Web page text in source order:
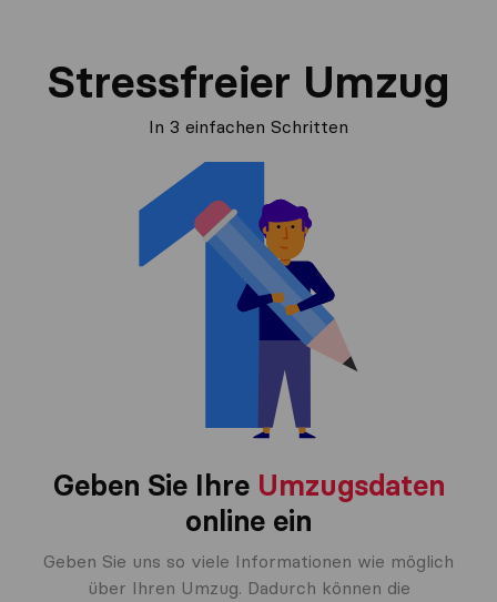
Stressfreier Umzug
In 3 einfachen Schritten
Geben Sie Ihre Umzugsdaten
online ein
Geben Sie uns so viele Informationen wie möglich
über Ihren Umzug. Dadurch können die